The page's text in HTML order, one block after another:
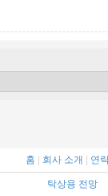
홈 회사 소개 연
탁상용 전망